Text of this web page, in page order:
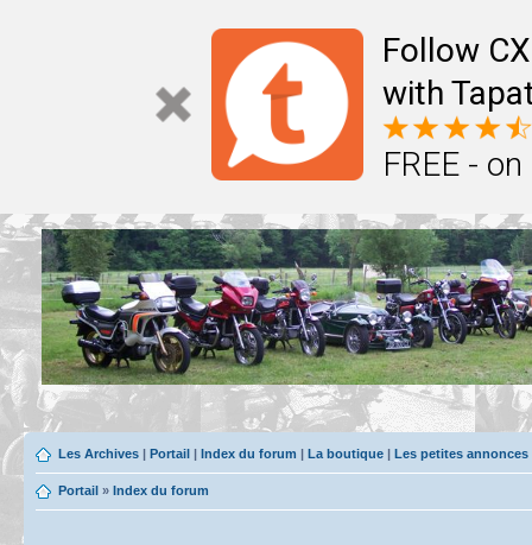
Follow
with
FREE -
Les Archives | Portail | Index du forum | La boutique | Les petites
Portail » Index du forum